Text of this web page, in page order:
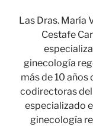
Las Dras. María
Cestafe
ginecología
más de 10
codirectoras
especializado
ginecología